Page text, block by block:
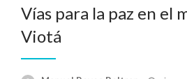
Vías para la paz en el
Viotá